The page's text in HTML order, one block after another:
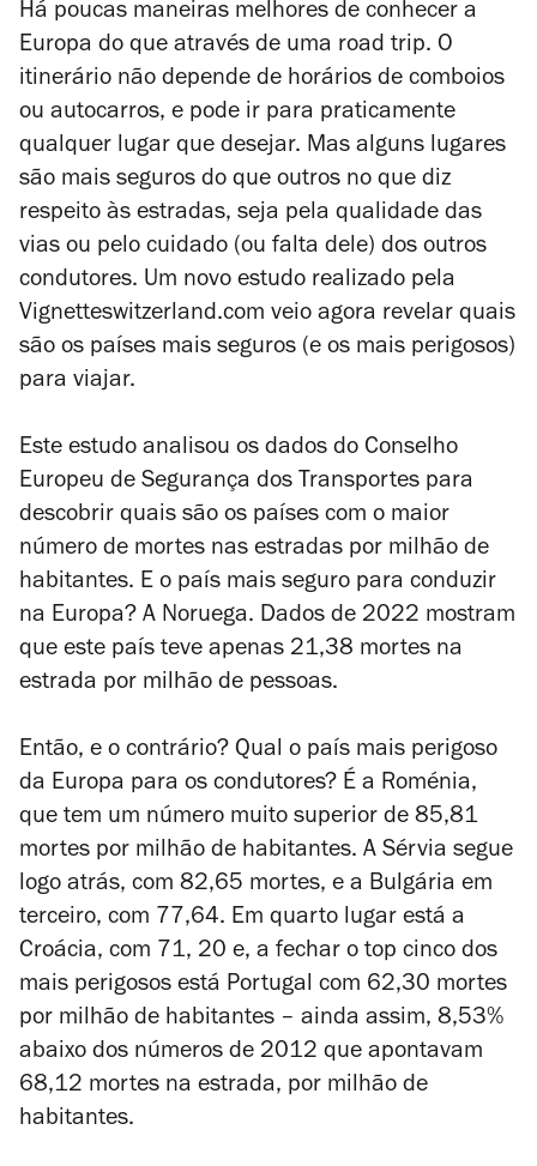
Há poucas maneiras melhores de conhecer a
Europa do que através de uma road trip. O
itinerário não depende de horários de comboios
ou autocarros, e pode ir para praticamente
qualquer lugar que desejar. Mas alguns lugares
são mais seguros do que outros no que diz
respeito às estradas, seja pela qualidade das
vias ou pelo cuidado (ou falta dele) dos outros
condutores. Um novo estudo realizado pela
Vignetteswitzerland.com veio agora revelar quais
são os países mais seguros (e os mais perigosos)
para viajar.
Este estudo analisou os dados do Conselho
Europeu de Segurança dos Transportes para
descobrir quais são os países com o maior
número de mortes nas estradas por milhão de
habitantes. E o país mais seguro para conduzir
na Europa? A Noruega. Dados de 2022 mostram
que este país teve apenas 21,38 mortes na
estrada por milhão de pessoas.
Então, e o contrário? Qual o país mais perigoso
da Europa para os condutores? É a Roménia,
que tem um número muito superior de 85,81
mortes por milhão de habitantes. A Sérvia segue
logo atrás, com 82,65 mortes, e a Bulgária em
terceiro, com 77,64. Em quarto lugar está a
Croácia, com 71, 20 e, a fechar o top cinco dos
mais perigosos está Portugal com 62,30 mortes
por milhão de habitantes – ainda assim, 8,53%
abaixo dos números de 2012 que apontavam
68,12 mortes na estrada, por milhão de
habitantes.